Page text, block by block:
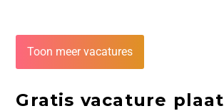
Toon meer vacatures
Gratis vacature